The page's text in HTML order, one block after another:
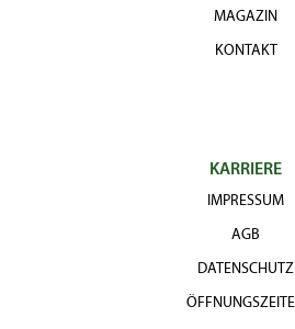
MAGAZIN
KONTAKT
KARRIERE
IMPRESSUM
AGB
DATENSCHUTZ